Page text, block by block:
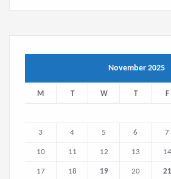
November 2025
M T W T F
3 4 5 6 7
10 11 12 13 14
17 18 19 20 21